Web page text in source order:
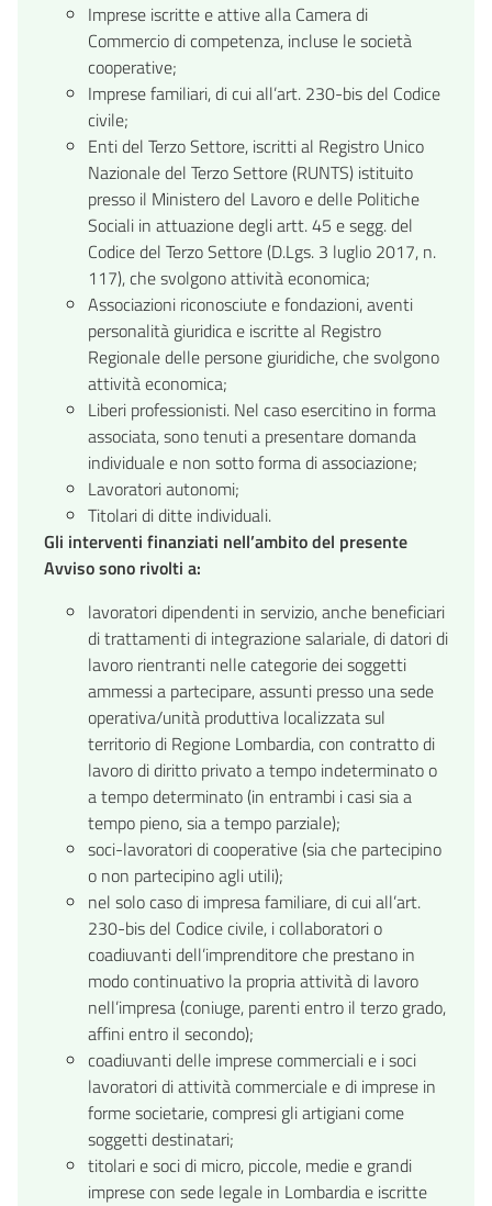
Imprese iscritte e attive alla Camera di
Commercio di competenza, incluse le società
cooperative;
Imprese familiari, di cui all’art. 230-bis del Codice
civile;
Enti del Terzo Settore, iscritti al Registro Unico
Nazionale del Terzo Settore (RUNTS) istituito
presso il Ministero del Lavoro e delle Politiche
Sociali in attuazione degli artt. 45 e segg. del
Codice del Terzo Settore (D.Lgs. 3 luglio 2017, n.
117), che svolgono attività economica;
Associazioni riconosciute e fondazioni, aventi
personalità giuridica e iscritte al Registro
Regionale delle persone giuridiche, che svolgono
attività economica;
Liberi professionisti. Nel caso esercitino in forma
associata, sono tenuti a presentare domanda
individuale e non sotto forma di associazione;
Lavoratori autonomi;
Titolari di ditte individuali.
Gli interventi finanziati nell’ambito del presente
Avviso sono rivolti a:
lavoratori dipendenti in servizio, anche beneficiari
di trattamenti di integrazione salariale, di datori di
lavoro rientranti nelle categorie dei soggetti
ammessi a partecipare, assunti presso una sede
operativa/unità produttiva localizzata sul
territorio di Regione Lombardia, con contratto di
lavoro di diritto privato a tempo indeterminato o
a tempo determinato (in entrambi i casi sia a
tempo pieno, sia a tempo parziale);
soci-lavoratori di cooperative (sia che partecipino
o non partecipino agli utili);
nel solo caso di impresa familiare, di cui all’art.
230-bis del Codice civile, i collaboratori o
coadiuvanti dell’imprenditore che prestano in
modo continuativo la propria attività di lavoro
nell’impresa (coniuge, parenti entro il terzo grado,
affini entro il secondo);
coadiuvanti delle imprese commerciali e i soci
lavoratori di attività commerciale e di imprese in
forme societarie, compresi gli artigiani come
soggetti destinatari;
titolari e soci di micro, piccole, medie e grandi
imprese con sede legale in Lombardia e iscritte